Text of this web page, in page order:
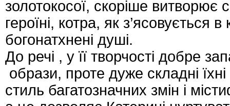
золотокосої, скоріше витворює
героїні, котра, як з’ясовується
богонатхнені душі.
До речі , у її творчості добре
образи, проте дуже складні
стиль багатозначних змін і